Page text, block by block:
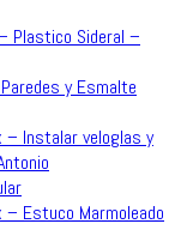
Plastico Sideral –
y Esmalte
– Instalar veloglas y
– Estuco Marmoleado